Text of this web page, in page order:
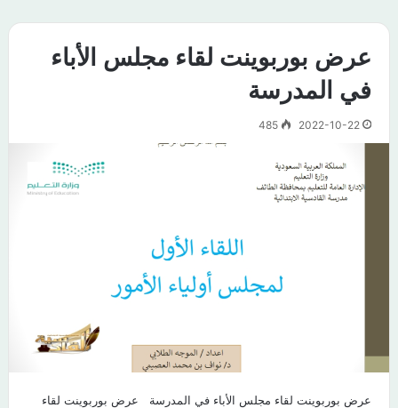
عرض بوربوينت لقاء مجلس الأباء
في المدرسة
2022-10-22
485
عرض بوربوينت لقاء مجلس الأباء في المدرسة عرض بوربوينت لقاء